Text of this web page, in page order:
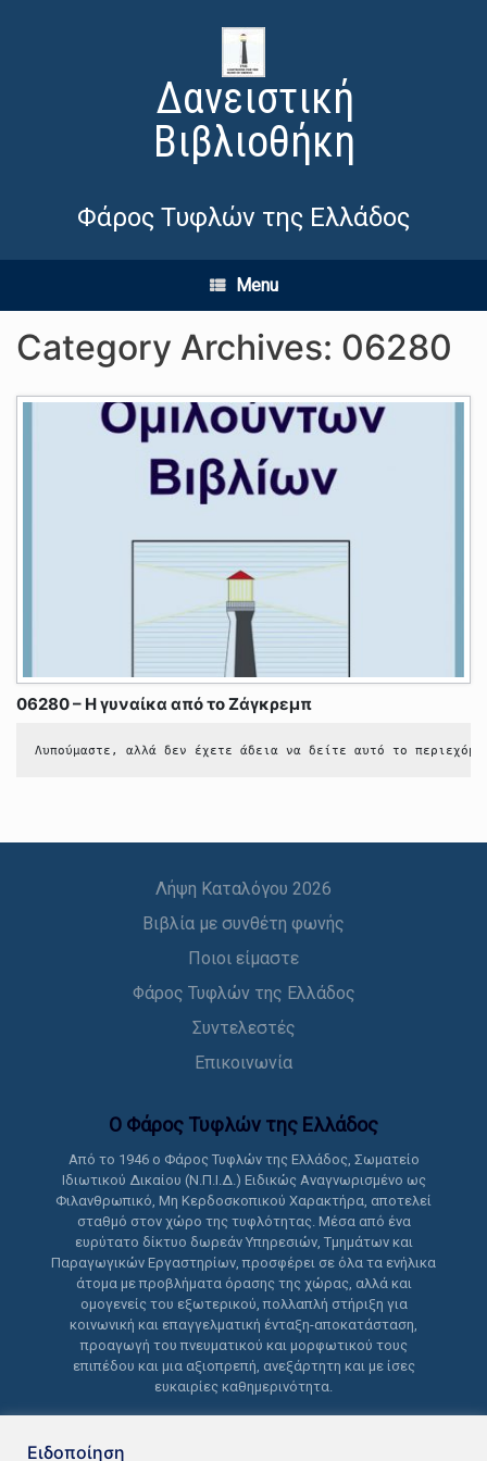
Δανειστική
Βιβλιοθήκη
Φάρος Τυφλών της Ελλάδος
Menu
Category Archives: 06280
06280 – Η γυναίκα από το Ζάγκρεμπ
Λυπούμαστε, αλλά δεν έχετε άδεια να δείτε αυτό το
Λήψη Καταλόγου 2026
Βιβλία με συνθέτη φωνής
Ποιοι είμαστε
Φάρος Τυφλών της Ελλάδος
Συντελεστές
Επικοινωνία
Ο Φάρος Τυφλών της Ελλάδoς
Από το 1946 ο Φάρος Τυφλών της Ελλάδος, Σωματείο
Ιδιωτικού Δικαίου (Ν.Π.Ι.Δ.) Ειδικώς Αναγνωρισμένο ως
Φιλανθρωπικό, Μη Κερδοσκοπικού Χαρακτήρα, αποτελεί
σταθμό στον χώρο της τυφλότητας. Μέσα από ένα
ευρύτατο δίκτυο δωρεάν Υπηρεσιών, Τμημάτων και
Παραγωγικών Εργαστηρίων, προσφέρει σε όλα τα ενήλικα
άτομα με προβλήματα όρασης της χώρας, αλλά και
ομογενείς του εξωτερικού, πολλαπλή στήριξη για
κοινωνική και επαγγελματική ένταξη-αποκατάσταση,
προαγωγή του πνευματικού και μορφωτικού τους
επιπέδου και μια αξιοπρεπή, ανεξάρτητη και με ίσες
ευκαιρίες καθημερινότητα.
Ειδοποίηση